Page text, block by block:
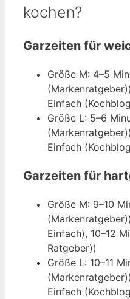
kochen?
Garzeiten für
Größe M: 4–5
Einfach
Größe L: 5–6
Einfach
Garzeiten für
Größe M: 9–10
Einfach), 10–12
Ratgeber))
Größe L: 10–11
Einfach